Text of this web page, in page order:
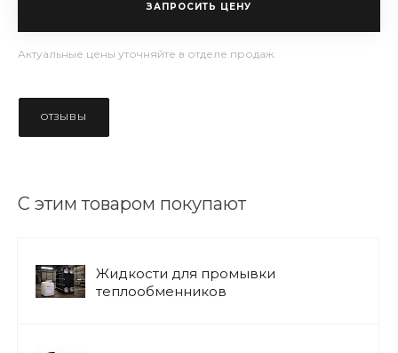
ЗАПРОСИТЬ ЦЕНУ
Актуальные цены уточняйте в отделе продаж.
ОТЗЫВЫ
С этим товаром покупают
Жидкости для промывки
теплообменников